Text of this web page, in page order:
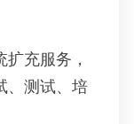
充服务，
、测试、培